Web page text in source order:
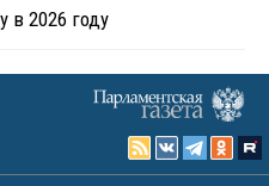
в 2026 году